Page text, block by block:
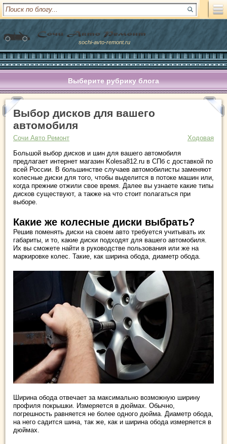
sochi-avto-remont.ru
Выберите рубрику блога
Выбор дисков для вашего
автомобиля
Сочи Авто Ремонт
Ходовая
Большой выбор дисков и шин для вашего автомобиля
предлагает интернет магазин Kolesa812.ru в СПб с доставкой по
всей России. В большинстве случаев автомобилисты заменяют
колесные диски для того, чтобы выделится в потоке машин или,
когда прежние отжили свое время. Далее вы узнаете какие типы
дисков существуют, а также на что стоит полагаться при
выборе.
Какие же колесные диски выбрать?
Решив поменять диски на своем авто требуется учитывать их
габариты, и то, какие диски подходят для вашего автомобиля.
Их вы сможете найти в руководстве пользования или же на
маркировке колес. Такие, как ширина обода, диаметр обода.
Ширина обода отвечает за максимально возможную ширину
профиля покрышки. Измеряется в дюймах. Обычно,
погрешность равняется не более одного дюйма. Диаметр обода,
на него садится шина, так же, как и ширина обода измеряется в
дюймах.